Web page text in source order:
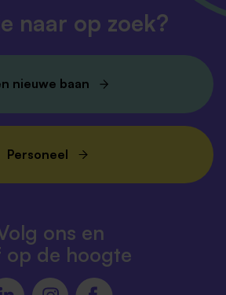
naar op zoek?
nieuwe baan
Personeel
ons en
op de hoogte